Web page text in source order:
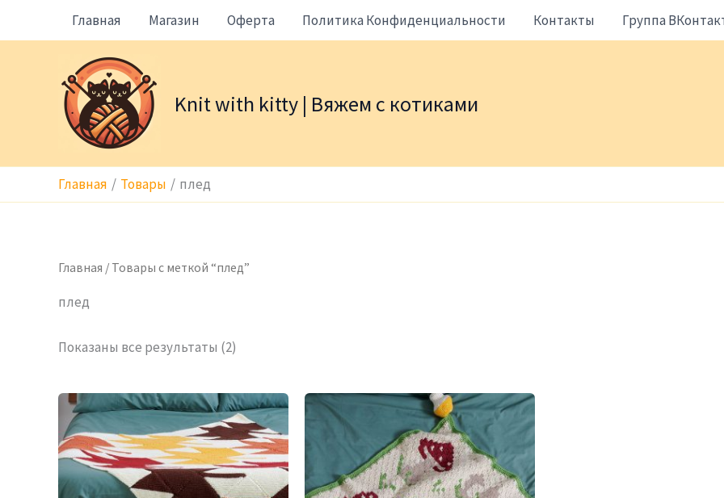
Главная Магазин Оферта Политика Конфиденциальности Контакты Группа
Knit with kitty | Вяжем с котиками
Главная Товары плед
Главная / Товары с меткой “плед”
плед
Показаны все результаты (2)